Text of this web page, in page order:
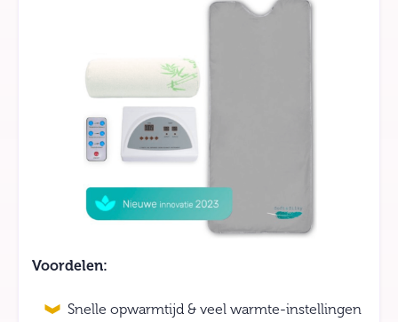
Voordelen:
Snelle opwarmtijd & veel warmte-instellingen